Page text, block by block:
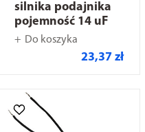
silnika podajnika
pojemność 14 uF
Do koszyka
23,37 zł